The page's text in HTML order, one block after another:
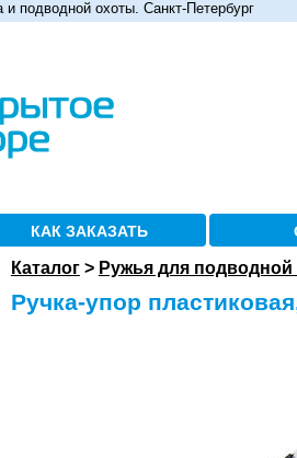
и подводной охоты. Санкт-Петербург
КАК ЗАКАЗАТЬ
Каталог> Ружья для
Ручка-упор